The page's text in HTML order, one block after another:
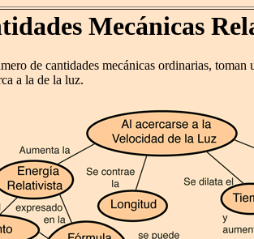
Mecánicas
de cantidades mecánicas ordinarias, toman
a la de la luz.